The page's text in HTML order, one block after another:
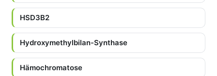
HSD3B2
Hydroxymethylbilan-Synthase
Hämochromatose